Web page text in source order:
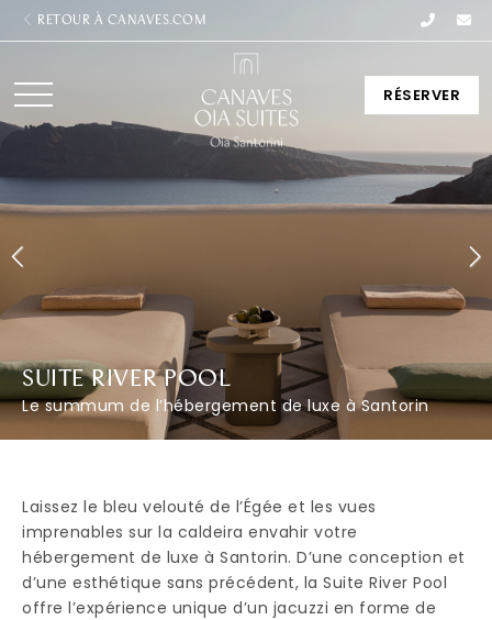
RETOUR À CANAVES.COM
RÉSERVER
SUITE RIVER POOL
Le summum de l’hébergement de luxe à Santorin
Laissez le bleu velouté de l’Égée et les vues
imprenables sur la caldeira envahir votre
hébergement de luxe à Santorin. D’une conception et
d’une esthétique sans précédent, la Suite River Pool
offre l’expérience unique d’un jacuzzi en forme de